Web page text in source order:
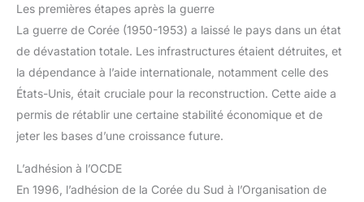
Les premières étapes après la guerre
La guerre de Corée (1950-1953) a laissé le pays dans un état
de dévastation totale. Les infrastructures étaient détruites, et
la dépendance à l’aide internationale, notamment celle des
États-Unis, était cruciale pour la reconstruction. Cette aide a
permis de rétablir une certaine stabilité économique et de
jeter les bases d’une croissance future.
L’adhésion à l’OCDE
En 1996, l’adhésion de la Corée du Sud à l’Organisation de